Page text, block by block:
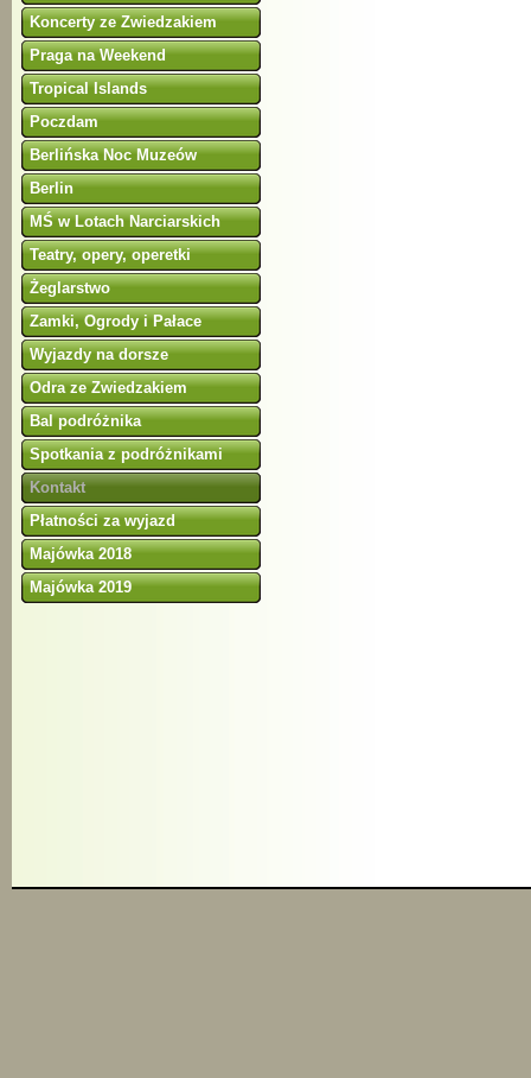
Koncerty ze Zwiedzakiem
Praga na Weekend
Tropical Islands
Poczdam
Berlińska Noc Muzeów
Berlin
MŚ w Lotach Narciarskich
Teatry, opery, operetki
Żeglarstwo
Zamki, Ogrody i Pałace
Wyjazdy na dorsze
Odra ze Zwiedzakiem
Bal podróżnika
Spotkania z podróżnikami
Kontakt
Płatności za wyjazd
Majówka 2018
Majówka 2019